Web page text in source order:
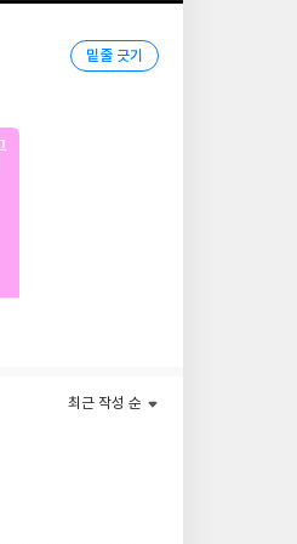
프》는 20년 가까
서 미스터리계에 첫
분석하고 통찰하는
트레일리아는 물
대거상을 두 차례나
이다. 아버지가 그
을 해결해야만 하
짓말을 할 리 없다
밑줄 긋기
최근 작성 순